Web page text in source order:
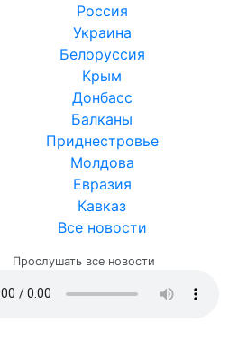
Россия
Украина
Белоруссия
Крым
Донбасс
Балканы
Приднестровье
Молдова
Евразия
Кавказ
Все новости
Прослушать все новости